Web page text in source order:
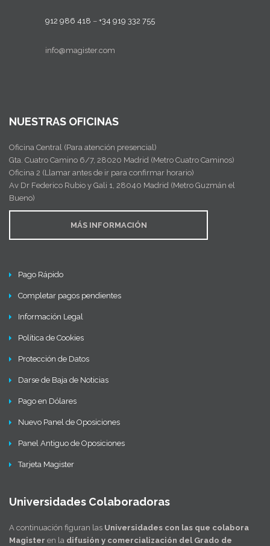
912 986 418 – +34 919 332 755
info@magister.com
NUESTRAS OFICINAS
Oficina Central (Para atención presencial)
Gta. Cuatro Camino 6/7, 28020 Madrid (Metro Cuatro Caminos)
Oficina 2 (Llamar antes de ir para confirmar horario)
Av Dr Federico Rubio y Gali 1, 28040 Madrid (Metro Guzmán el
Bueno)
MÁS INFORMACIÓN
Pago Rápido
Completar pagos pendientes
Información Legal
Política de Cookies
Protección de Datos
Darse de Baja de Noticias
Pago en Dólares
Nuevo Panel de Oposiciones
Panel Antiguo de Oposiciones
Tarjeta Magister
Universidades Colaboradoras
A continuación figuran las Universidades con las que colabora
Magister en la difusión y comercialización del Grado de